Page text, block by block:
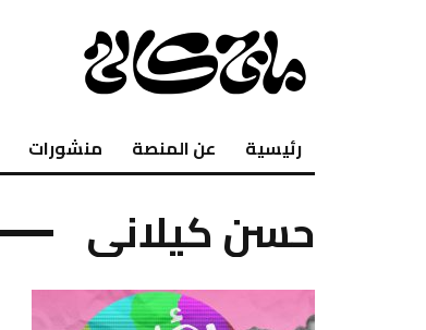
رئيسية عن المنصة منشورات
حسن كيلاني